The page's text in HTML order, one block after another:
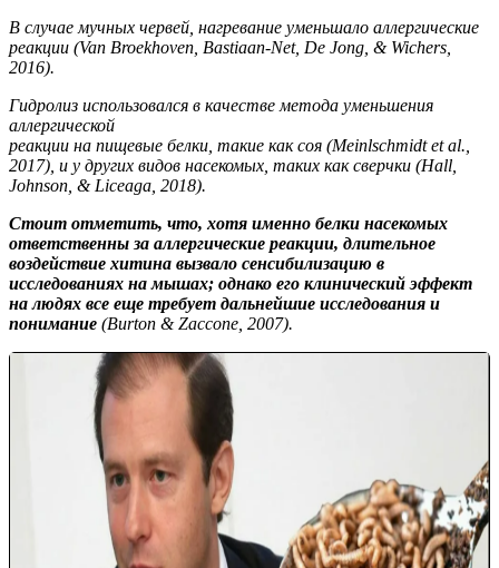
В случае мучных червей, нагревание уменьшало аллергические
реакции (Van Broekhoven, Bastiaan-Net, De Jong, & Wichers,
2016).
Гидролиз использовался в качестве метода уменьшения
аллергической
реакции на пищевые белки, такие как соя (Meinlschmidt et al.,
2017), и у других видов насекомых, таких как сверчки (Hall,
Johnson, & Liceaga, 2018).
Стоит отметить, что, хотя именно белки насекомых
ответственны за аллергические реакции, длительное
воздействие хитина вызвало сенсибилизацию в
исследованиях на мышах; однако его клинический эффект
на людях все еще требует дальнейшие исследования и
понимание (Burton & Zaccone, 2007).